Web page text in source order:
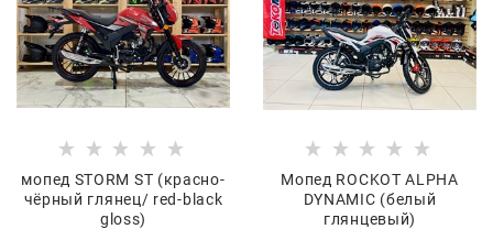
мопед STORM ST (красно-
чёрный глянец/ red-black
gloss)
Мопед ROCKOT ALPHA
DYNAMIC (белый
глянцевый)